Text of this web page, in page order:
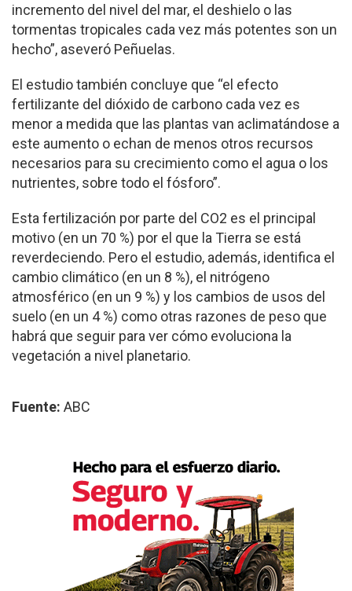
incremento del nivel del mar, el deshielo o las
tormentas tropicales cada vez más potentes son un
hecho”, aseveró Peñuelas.
El estudio también concluye que “el efecto
fertilizante del dióxido de carbono cada vez es
menor a medida que las plantas van aclimatándose a
este aumento o echan de menos otros recursos
necesarios para su crecimiento como el agua o los
nutrientes, sobre todo el fósforo”.
Esta fertilización por parte del CO2 es el principal
motivo (en un 70 %) por el que la Tierra se está
reverdeciendo. Pero el estudio, además, identifica el
cambio climático (en un 8 %), el nitrógeno
atmosférico (en un 9 %) y los cambios de usos del
suelo (en un 4 %) como otras razones de peso que
habrá que seguir para ver cómo evoluciona la
vegetación a nivel planetario.
Fuente: ABC